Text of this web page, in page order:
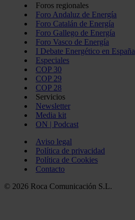
Foros regionales
Foro Andaluz de Energía
Foro Catalán de Energía
Foro Gallego de Energía
Foro Vasco de Energía
I Debate Energético en España
Especiales
COP 30
COP 29
COP 28
Servicios
Newsletter
Media kit
ON | Podcast
Aviso legal
Política de privacidad
Política de Cookies
Contacto
© 2026 Roca Comunicación S.L.